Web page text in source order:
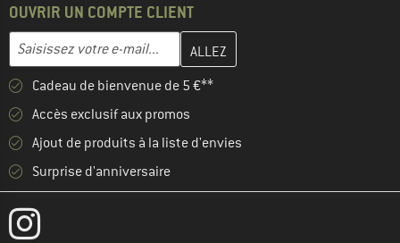
OUVRIR UN COMPTE CLIENT
Adresse e-mail
Entrez votre adresse e-mail ici et créez votre compte client à la
Cadeau de bienvenue de 5 €**
Accès exclusif aux promos
Ajout de produits à la liste d'envies
Surprise d'anniversaire